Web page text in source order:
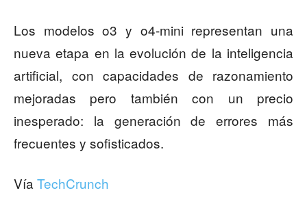
Los modelos o3 y o4-mini representan una
nueva etapa en la evolución de la inteligencia
artificial, con capacidades de razonamiento
mejoradas pero también con un precio
inesperado: la generación de errores más
frecuentes y sofisticados.
Vía TechCrunch